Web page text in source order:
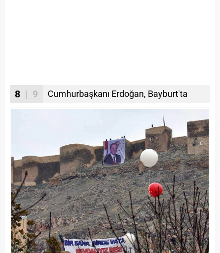
8 | 9 Cumhurbaşkanı Erdoğan, Bayburt'ta